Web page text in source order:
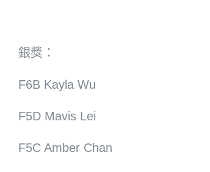
銀獎：
F6B Kayla Wu
F5D Mavis Lei
F5C Amber Chan